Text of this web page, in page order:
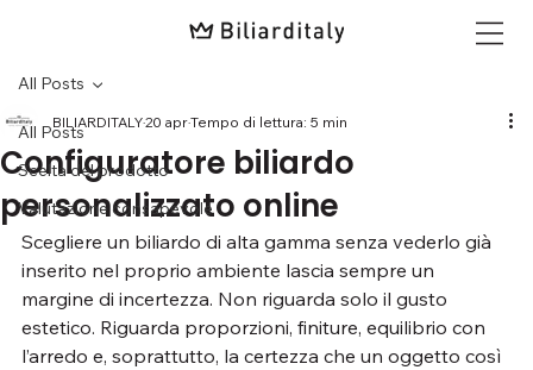
All Posts
Scelta del prodotto
Valutazione consapevole
All Posts
Configuratore biliardo
personalizzato online
BILIARDITALY20 aprTempo di lettura: 5 min
Scegliere un biliardo di alta gamma senza vederlo già
inserito nel proprio ambiente lascia sempre un
margine di incertezza. Non riguarda solo il gusto
estetico. Riguarda proporzioni, finiture, equilibrio con
l’arredo e, soprattutto, la certezza che un oggetto così